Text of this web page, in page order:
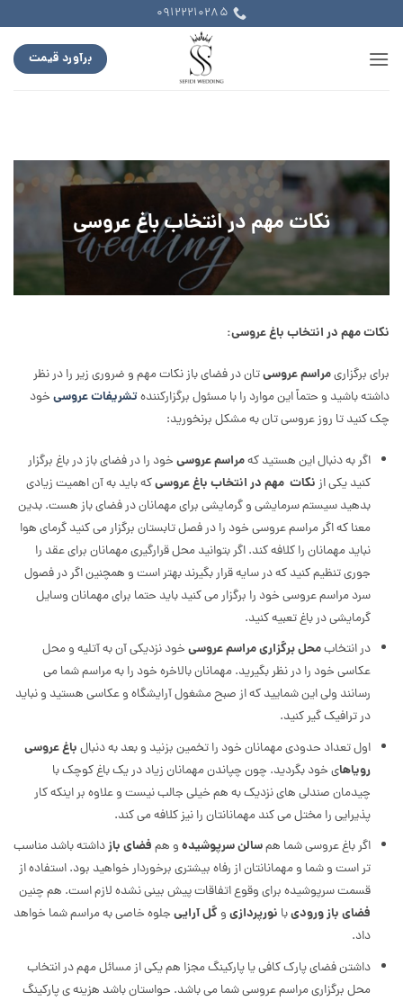
to
content
09122210285
برآورد قیمت
نکات مهم در انتخاب باغ عروسی
نکات مهم در انتخاب باغ عروسی:
برای برگزاریمراسم عروسیتان در فضای باز نکات مهم و ضروری زیر را در نظر
داشته باشید و حتماً این موارد را با مسئول برگزارکنندهتشریفات عروسیخود
چک کنید تا روز عروسی تان به مشکل برنخورید:
اگر به دنبال این هستید کهمراسم عروسیخود را در فضای باز در باغ برگزار
کنید یکی ازنکات مهم در انتخاب باغ عروسیکه باید به آن اهمیت زیادی
بدهید سیستم سرمایشی و گرمایشی برای مهمانان در فضای باز هست. بدین
معنا که اگر مراسم عروسی خود را در فصل تابستان برگزار می کنید گرمای هوا
نباید مهمانان را کلافه کند. اگر بتوانید محل قرارگیری مهمانان برای عقد را
جوری تنظیم کنید که در سایه قرار بگیرند بهتر است و همچنین اگر در فصول
سرد مراسم عروسی خود را برگزار می کنید باید حتما برای مهمانان وسایل
گرمایشی در باغ تعبیه کنید.
در انتخابمحل برگزاری مراسم عروسیخود نزدیکی آن به آتلیه و محل
عکاسی خود را در نظر بگیرید. مهمانان بالاخره خود را به مراسم شما می
رسانند ولی این شمایید که از صبح مشغول آرایشگاه و عکاسی هستید و نباید
در ترافیک گیر کنید.
اول تعداد حدودی مهمانان خود را تخمین بزنید و بعد به دنبالباغ عروسی
رویاهای خود بگردید. چون چپاندن مهمانان زیاد در یک باغ کوچک با
چیدمان صندلی های نزدیک به هم خیلی جالب نیست و علاوه بر اینکه کار
پذیرایی را مختل می کند مهمانانتان را نیز کلافه می کند.
اگر باغ عروسی شما همسالن سرپوشیدهو همفضای بازداشته باشد مناسب
تر است و شما و مهمانانتان از رفاه بیشتری برخوردار خواهید بود. استفاده از
قسمت سرپوشیده برای وقوع اتفاقات پیش بینی نشده لازم است. هم چنین
فضای باز ورودیبا نورپردازیو گل آراییجلوه خاصی به مراسم شما خواهد
داد.
داشتن فضای پارک کافی یا پارکینگ مجزا هم یکی از مسائل مهم در انتخاب
محل برگزاری مراسم عروسی شما می باشد. حواستان باشد هزینه ی پارکینگ